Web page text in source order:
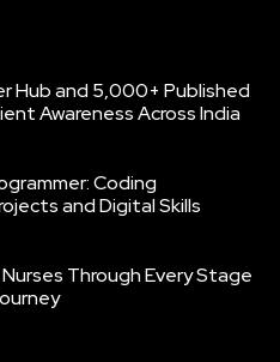
Hub and 5,000+ Published
Awareness Across India
Coding
and Digital Skills
Through Every Stage